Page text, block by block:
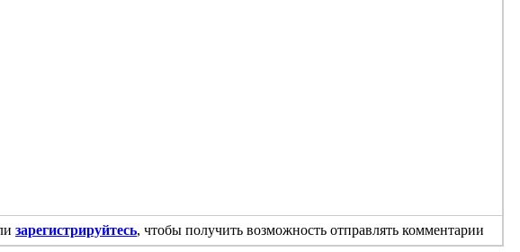
зарегистрируйтесь, чтобы получить возможность отправлять комментарии